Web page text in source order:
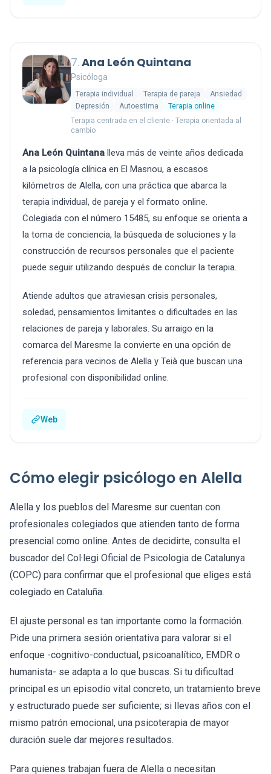
7.Ana León Quintana
Psicóloga
Terapia individual Terapia de pareja
Ansiedad
Depresión
Autoestima
Terapia online
Terapia centrada en el cliente · Terapia orientada al
cambio
Ana León Quintana lleva más de veinte años dedicada
a la psicología clínica en El Masnou, a escasos
kilómetros de Alella, con una práctica que abarca la
terapia individual, de pareja y el formato online.
Colegiada con el número 15485, su enfoque se orienta a
la toma de conciencia, la búsqueda de soluciones y la
construcción de recursos personales que el paciente
puede seguir utilizando después de concluir la terapia.
Atiende adultos que atraviesan crisis personales,
soledad, pensamientos limitantes o dificultades en las
relaciones de pareja y laborales. Su arraigo en la
comarca del Maresme la convierte en una opción de
referencia para vecinos de Alella y Teià que buscan una
profesional con disponibilidad online.
Web
Cómo elegir psicólogo en Alella
Alella y los pueblos del Maresme sur cuentan con
profesionales colegiados que atienden tanto de forma
presencial como online. Antes de decidirte, consulta el
buscador del Col·legi Oficial de Psicologia de Catalunya
(COPC) para confirmar que el profesional que eliges está
colegiado en Cataluña.
El ajuste personal es tan importante como la formación.
Pide una primera sesión orientativa para valorar si el
enfoque -cognitivo-conductual, psicoanalítico, EMDR o
humanista- se adapta a lo que buscas. Si tu dificultad
principal es un episodio vital concreto, un tratamiento breve
y estructurado puede ser suficiente; si llevas años con el
mismo patrón emocional, una psicoterapia de mayor
duración suele dar mejores resultados.
Para quienes trabajan fuera de Alella o necesitan